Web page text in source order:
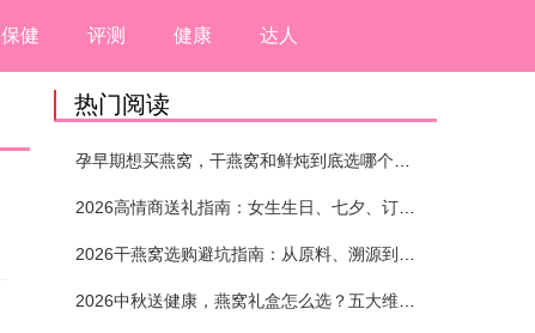
保健 评测 健康 达人
热门阅读